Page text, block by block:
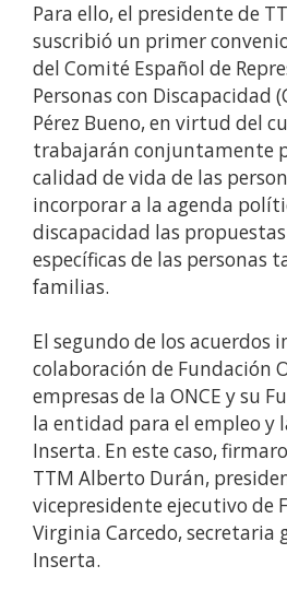
Para ello, el presidente de
suscribió un primer
del Comité Español de
Personas con Discapacidad
Pérez Bueno, en virtud del
trabajarán conjuntamente
calidad de vida de las
incorporar a la agenda
discapacidad las
específicas de las personas
familias.
El segundo de los acuerdos
colaboración de Fundación
empresas de la ONCE y su
la entidad para el empleo y
Inserta. En este caso,
TTM Alberto Durán,
vicepresidente ejecutivo de
Virginia Carcedo, secretaria
Inserta.